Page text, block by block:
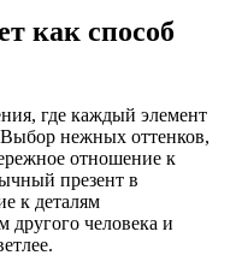
как способ
где каждый элемент
нежных оттенков,
отношение к
презент в
к деталям
другого человека и